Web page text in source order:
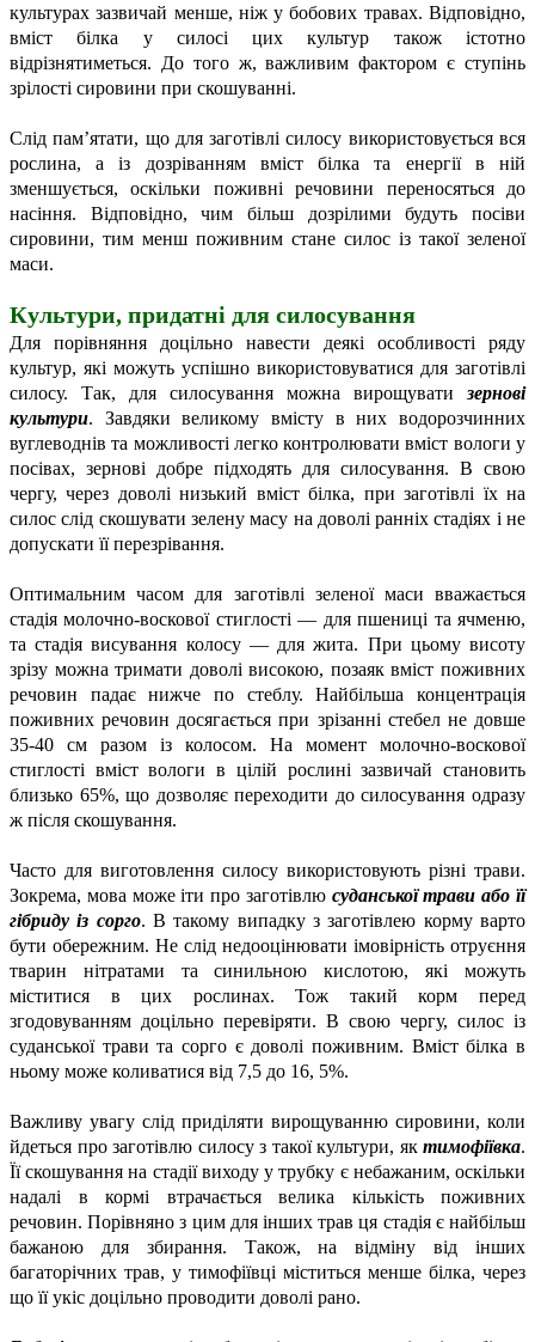
культурах зазвичай менше, ніж у бобових травах. Відповідно,
вміст білка у силосі цих культур також істотно
відрізнятиметься. До того ж, важливим фактором є ступінь
зрілості сировини при скошуванні.
Слід пам’ятати, що для заготівлі силосу використовується вся
рослина, а із дозріванням вміст білка та енергії в ній
зменшується, оскільки поживні речовини переносяться до
насіння. Відповідно, чим більш дозрілими будуть посіви
сировини, тим менш поживним стане силос із такої зеленої
маси.
Культури, придатні для силосування
Для порівняння доцільно навести деякі особливості ряду
культур, які можуть успішно використовуватися для заготівлі
силосу. Так, для силосування можна вирощувати зернові
культури. Завдяки великому вмісту в них водорозчинних
вуглеводнів та можливості легко контролювати вміст вологи у
посівах, зернові добре підходять для силосування. В свою
чергу, через доволі низький вміст білка, при заготівлі їх на
силос слід скошувати зелену масу на доволі ранніх стадіях і не
допускати її перезрівання.
Оптимальним часом для заготівлі зеленої маси вважається
стадія молочно-воскової стиглості — для пшениці та ячменю,
та стадія висування колосу — для жита. При цьому висоту
зрізу можна тримати доволі високою, позаяк вміст поживних
речовин падає нижче по стеблу. Найбільша концентрація
поживних речовин досягається при зрізанні стебел не довше
35-40 см разом із колосом. На момент молочно-воскової
стиглості вміст вологи в цілій рослині зазвичай становить
близько 65%, що дозволяє переходити до силосування одразу
ж після скошування.
Часто для виготовлення силосу використовують різні трави.
Зокрема, мова може іти про заготівлю суданської трави або її
гібриду із сорго. В такому випадку з заготівлею корму варто
бути обережним. Не слід недооцінювати імовірність отруєння
тварин нітратами та синильною кислотою, які можуть
міститися в цих рослинах. Тож такий корм перед
згодовуванням доцільно перевіряти. В свою чергу, силос із
суданської трави та сорго є доволі поживним. Вміст білка в
ньому може коливатися від 7,5 до 16, 5%.
Важливу увагу слід приділяти вирощуванню сировини, коли
йдеться про заготівлю силосу з такої культури, як тимофіївка.
Її скошування на стадії виходу у трубку є небажаним, оскільки
надалі в кормі втрачається велика кількість поживних
речовин. Порівняно з цим для інших трав ця стадія є найбільш
бажаною для збирання. Також, на відміну від інших
багаторічних трав, у тимофіївці міститься менше білка, через
що її укіс доцільно проводити доволі рано.